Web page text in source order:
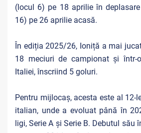
(locul 6) pe 18 aprilie în
16) pe 26 aprilie acasă.
În ediția 2025/26, Ioniță a mai
18 meciuri de campionat și într-
Italiei, înscriind 5 goluri.
Pentru mijlocaș, acesta este al 12-
italian, unde a evoluat până în
ligi, Serie A și Serie B. Debutul său